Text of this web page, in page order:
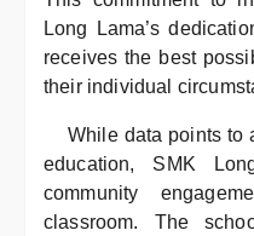
Long Lama’s
receives the best
their individual
While data points to
education, SMK
community
classroom. The